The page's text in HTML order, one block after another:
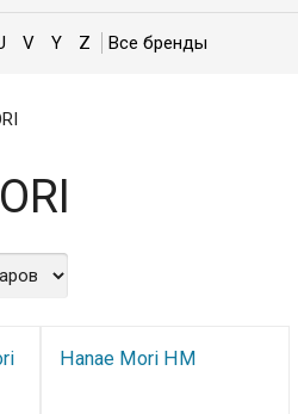
V Y Z
Hanae Mori HM​